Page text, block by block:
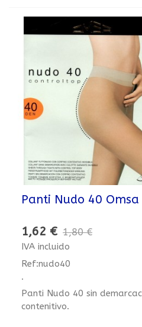
Panti Nudo 40
1,62 € 1,80 €
IVA incluido
Ref:nudo40
.
Panti Nudo 40 sin
contenitivo.